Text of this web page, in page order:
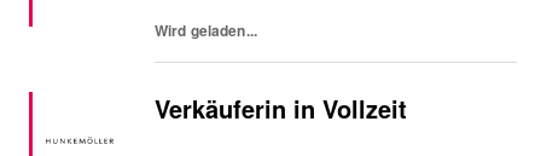
Wird geladen...
Verkäuferin in Vollzeit